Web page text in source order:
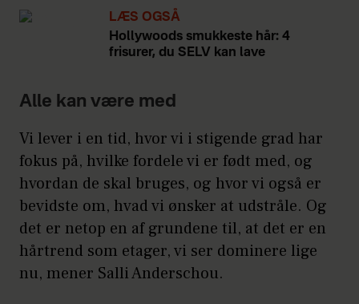
LÆS OGSÅ
Hollywoods smukkeste hår: 4
frisurer, du SELV kan lave
Alle kan være med
Vi lever i en tid, hvor vi i stigende grad har
fokus på, hvilke fordele vi er født med, og
hvordan de skal bruges, og hvor vi også er
bevidste om, hvad vi ønsker at udstråle. Og
det er netop en af grundene til, at det er en
hårtrend som etager, vi ser dominere lige
nu, mener Salli Anderschou.